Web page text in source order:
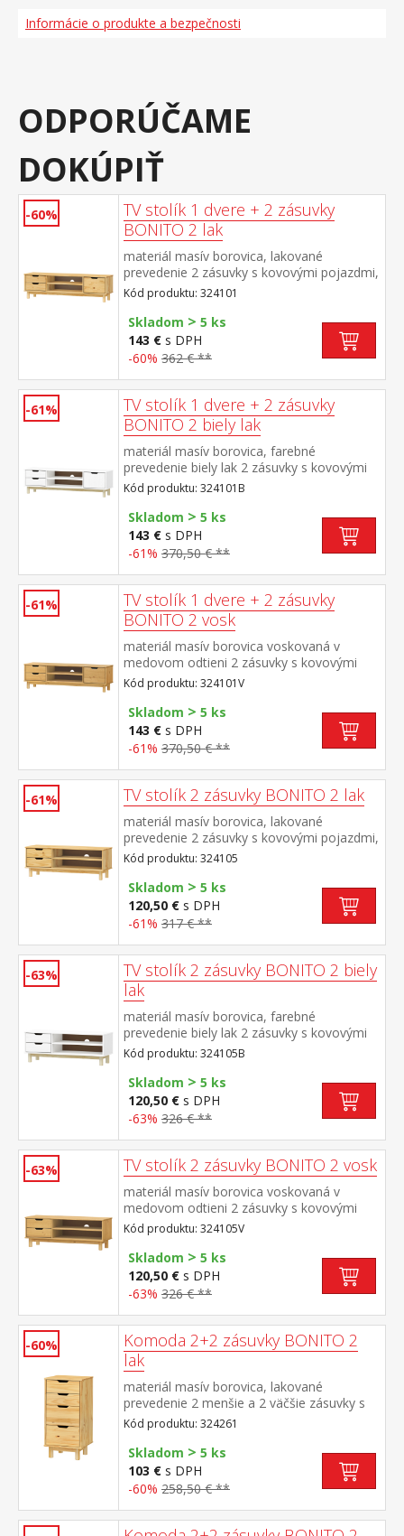
Informácie o produkte a bezpečnosti
ODPORÚČAME
DOKÚPIŤ
-60%
TV stolík 1 dvere + 2 zásuvky
BONITO 2 lak
materiál masív borovica, lakované
prevedenie 2 zásuvky s kovovými pojazdmi,
1 dvierka, 1 polica otvor na pretiahnutie
káblov
Kód produktu: 324101
Skladom > 5 ks
143 € s DPH
-60% 362 € **
-61%
TV stolík 1 dvere + 2 zásuvky
BONITO 2 biely lak
materiál masív borovica, farebné
prevedenie biely lak 2 zásuvky s kovovými
pojazdmi, 1 dvierka, 1 polica otvor na
pretiahnutie káblov
Kód produktu: 324101B
Skladom > 5 ks
143 € s DPH
-61% 370,50 € **
-61%
TV stolík 1 dvere + 2 zásuvky
BONITO 2 vosk
materiál masív borovica voskovaná v
medovom odtieni 2 zásuvky s kovovými
pojazdmi, 1 dvierka, 1 polica otvor na
pretiahnutie káblov
Kód produktu: 324101V
Skladom > 5 ks
143 € s DPH
-61% 370,50 € **
-61% TV stolík 2 zásuvky BONITO 2 lak
materiál masív borovica, lakované
prevedenie 2 zásuvky s kovovými pojazdmi,
1 polica otvor na pretiahnutie káblov
Kód produktu: 324105
Skladom > 5 ks
120,50 € s DPH
-61% 317 € **
-63%
TV stolík 2 zásuvky BONITO 2 biely
lak
materiál masív borovica, farebné
prevedenie biely lak 2 zásuvky s kovovými
pojazdmi, 1 polica otvor na pretiahnutie
káblov
Kód produktu: 324105B
Skladom > 5 ks
120,50 € s DPH
-63% 326 € **
-63% TV stolík 2 zásuvky BONITO 2 vosk
materiál masív borovica voskovaná v
medovom odtieni 2 zásuvky s kovovými
pojazdmi, 1 polica otvor na pretiahnutie
káblov
Kód produktu: 324105V
Skladom > 5 ks
120,50 € s DPH
-63% 326 € **
-60%
Komoda 2+2 zásuvky BONITO 2
lak
materiál masív borovica, lakované
prevedenie 2 menšie a 2 väčšie zásuvky s
kovovými pojazdmi
Kód produktu: 324261
Skladom > 5 ks
103 € s DPH
-60% 258,50 € **